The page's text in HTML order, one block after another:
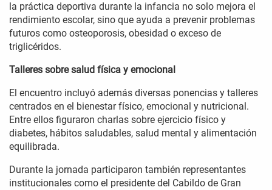
la práctica deportiva durante la infancia no solo mejora el
rendimiento escolar, sino que ayuda a prevenir problemas
futuros como osteoporosis, obesidad o exceso de
triglicéridos.
Talleres sobre salud física y emocional
El encuentro incluyó además diversas ponencias y talleres
centrados en el bienestar físico, emocional y nutricional.
Entre ellos figuraron charlas sobre ejercicio físico y
diabetes, hábitos saludables, salud mental y alimentación
equilibrada.
Durante la jornada participaron también representantes
institucionales como el presidente del Cabildo de Gran